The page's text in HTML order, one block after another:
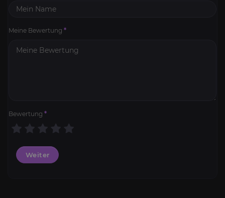
Meine Bewertung *
Bewertung *
Weiter